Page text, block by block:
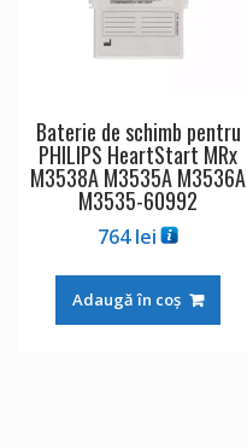
Baterie de schimb pentru
PHILIPS HeartStart MRx
M3538A M3535A M3536A
M3535-60992
764lei
Adaugă în coș